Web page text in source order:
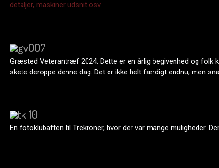
detaljer, maskiner udsnit osv.
Græsted Veterantræf 2024. Dette er en årlig begivenhed og folk
skete deroppe denne dag. Det er ikke helt færdigt endnu, men
En fotoklubaften til Trekroner, hvor der var mange muligheder.